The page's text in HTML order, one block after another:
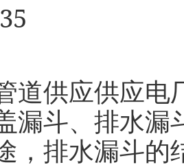
道供应供应电
漏斗、排水漏
，排水漏斗的